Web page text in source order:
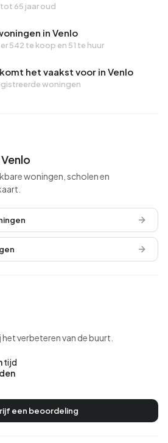
65 jaar oud
in Venlo
542 te koop en 51 te huur
het vaakst voor in Venlo
woningen
woningen, scholen en
het verbeteren van de buurt.
tijd
een beoordeling